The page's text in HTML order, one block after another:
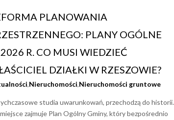
PLANOWANIA
PLANY OGÓLNE
R. CO MUSI WIEDZIEĆ
DZIAŁKI W RZESZOWIE?
,Nieruchomości,Nieruchomości gruntowe
studia uwarunkowań, przechodzą do historii.
zajmuje Plan Ogólny Gminy, który bezpośrednio